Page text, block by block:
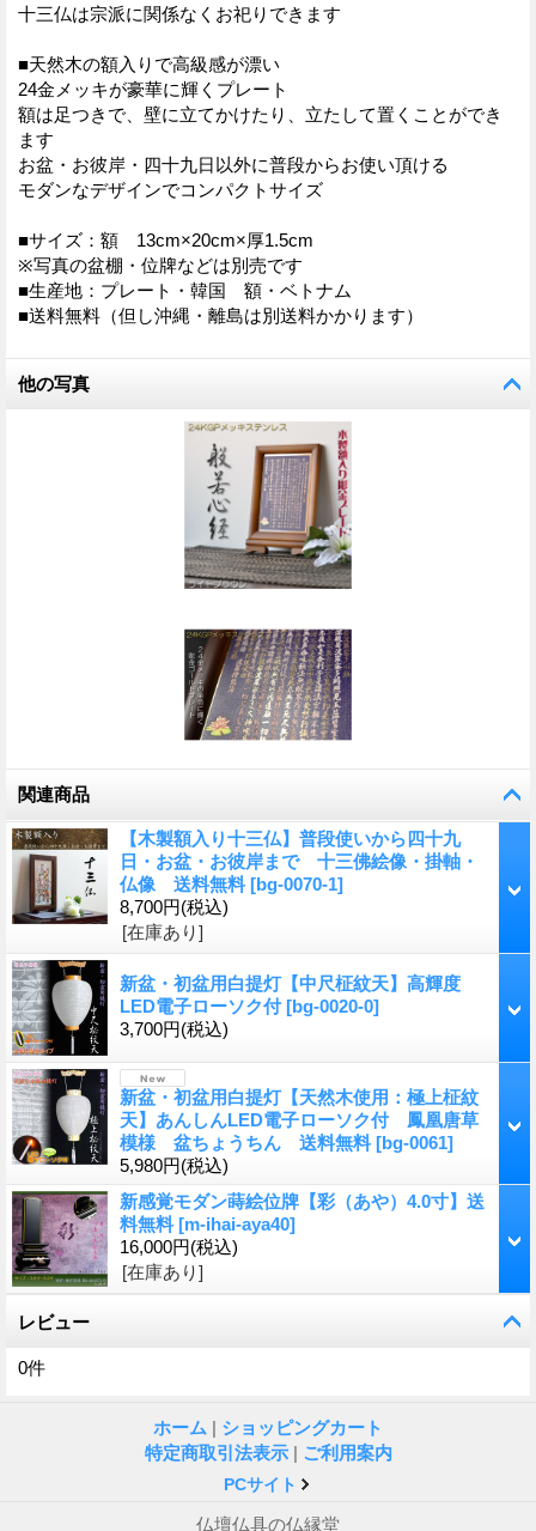
十三仏は宗派に関係なくお祀りできます
■天然木の額入りで高級感が漂い
24金メッキが豪華に輝くプレート
額は足つきで、壁に立てかけたり、立たして置くことができ
ます
お盆・お彼岸・四十九日以外に普段からお使い頂ける
モダンなデザインでコンパクトサイズ
■サイズ：額 13cm×20cm×厚1.5cm
※写真の盆棚・位牌などは別売です
■生産地：プレート・韓国 額・ベトナム
■送料無料（但し沖縄・離島は別送料かかります）
他の写真
関連商品
【木製額入り十三仏】普段使いから四十九
日・お盆・お彼岸まで 十三佛絵像・掛軸・
仏像 送料無料 [bg-0070-1]
8,700円(税込)
[在庫あり]
新盆・初盆用白提灯【中尺柾紋天】高輝度
LED電子ローソク付[bg-0020-0]
3,700円(税込)
新盆・初盆用白提灯【天然木使用：極上柾紋
天】あんしんLED電子ローソク付 鳳凰唐草
模様 盆ちょうちん 送料無料 [bg-0061]
5,980円(税込)
新感覚モダン蒔絵位牌【彩（あや）4.0寸】送
料無料 [m-ihai-aya40]
16,000円(税込)
[在庫あり]
レビュー
0件
ホーム | ショッピングカート
特定商取引法表示 | ご利用案内
PCサイト
仏壇仏具の仏縁堂